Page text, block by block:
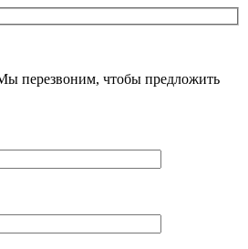
перезвоним, чтобы предложить